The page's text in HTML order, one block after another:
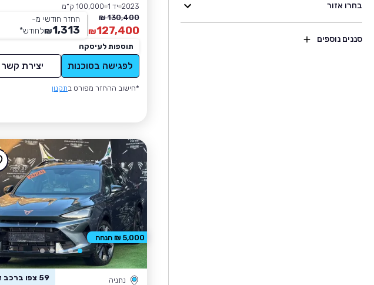
בחרו אזור
סננים נוספים
2023 יד 1
100,000 ק״מ
130,400 ₪
127,400
₪
החזר חודשי מ-
1,313
₪לחודש*
תוספות לעיסקה
לפגישה בסוכנות יצירת קשר
*חישוב ההחזר מפורט בתקנון
נתניה 59 צפו ברכב זה
5,000 ₪ הנחה